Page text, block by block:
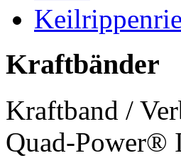
Kraftbänder
Kraftband /
Quad-Power®